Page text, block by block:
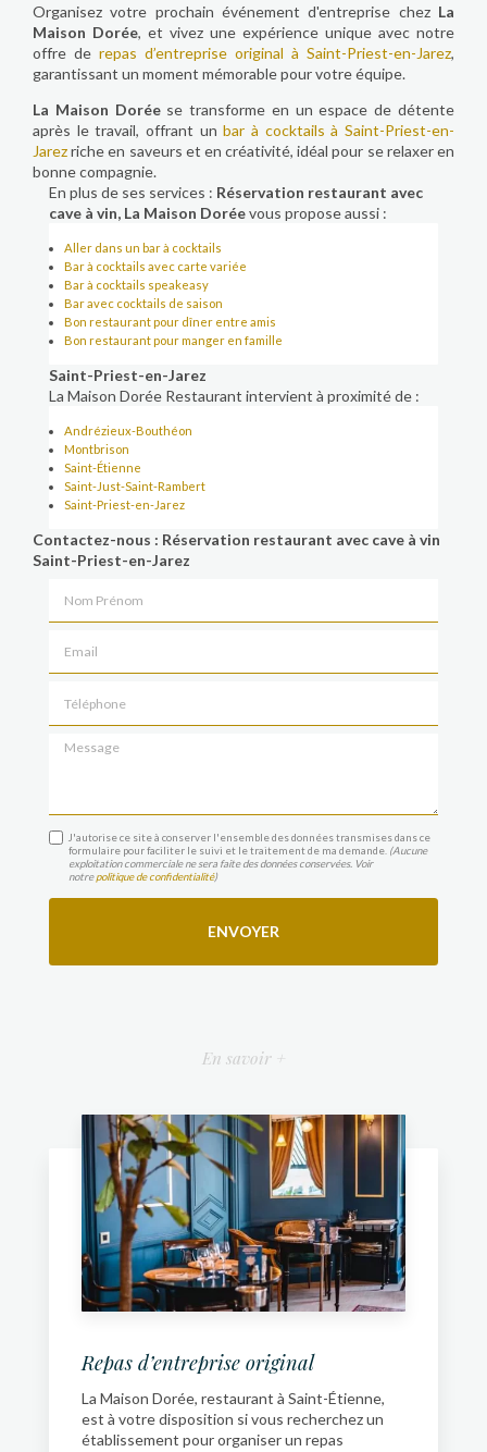
Organisez votre prochain événement d'entreprise chez La
Maison Dorée, et vivez une expérience unique avec notre
offre de repas d’entreprise original à Saint-Priest-en-Jarez,
garantissant un moment mémorable pour votre équipe.
La Maison Doréese transforme en un espace de détente
après le travail, offrant unbar à cocktails à Saint-Priest-en-
Jarezriche en saveurs et en créativité, idéal pour se relaxer en
bonne compagnie.
En plus de ses services : Réservation restaurant avec
cave à vin, La Maison Doréevous propose aussi :
Aller dans un bar à cocktails
Bar à cocktails avec carte variée
Bar à cocktails speakeasy
Bar avec cocktails de saison
Bon restaurant pour dîner entre amis
Bon restaurant pour manger en famille
Saint-Priest-en-Jarez
La Maison Dorée Restaurant intervient à proximité de :
Andrézieux-Bouthéon
Montbrison
Saint-Étienne
Saint-Just-Saint-Rambert
Saint-Priest-en-Jarez
Contactez-nous : Réservation restaurant avec cave à vin
Saint-Priest-en-Jarez
Message
J'autorise ce site à conserver l'ensemble des données transmises dans ce
formulaire pour faciliter le suivi et le traitement de ma demande. (Aucune
exploitation commerciale ne sera faite des données conservées. Voir
notrepolitique de confidentialité)
En savoir +
Repas d’entreprise original
La Maison Dorée, restaurant à Saint-Étienne,
est à votre disposition si vous recherchez un
établissement pour organiser un repas